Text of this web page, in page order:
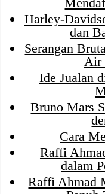
Harley-
dan
Serangan
Air
Ide Jualan
Bruno Mars
Cara
Raffi
dalam
Raffi Ahmad